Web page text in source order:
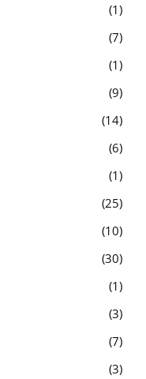
1
7
1
9
14
6
1
25
10
30
1
3
7
3